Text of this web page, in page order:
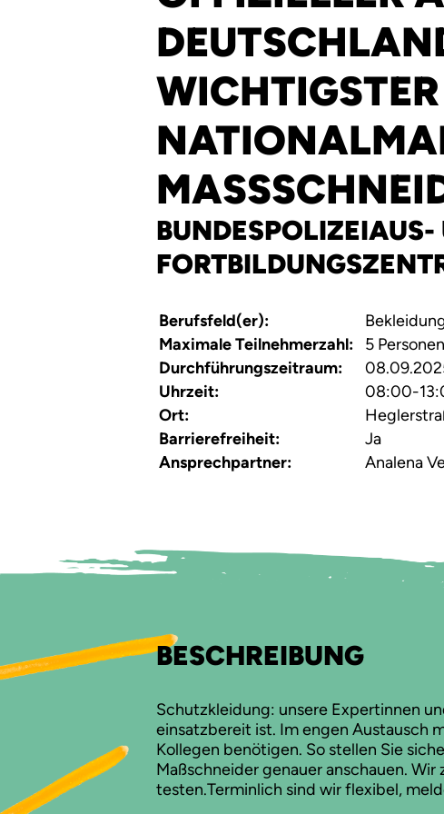
WICHTIGSTER
BUNDESPOLIZEIAUS-
Berufsfeld(er):
Maximale Teilnehmerzahl:
5 Personen
Durchführungszeitraum:
Uhrzeit:
08:00-
Ort:
Barrierefreiheit:
Ja
Ansprechpartner:
Analena
BESCHREIBUNG
Schutzkleidung: unsere Expertinnen
einsatzbereit ist. Im engen Austausch
Kollegen benötigen. So stellen Sie
Maßschneider genauer anschauen.
testen.Terminlich sind wir flexibel,